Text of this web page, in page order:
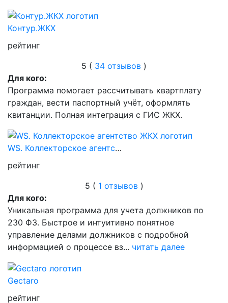
Контур.ЖКХ
рейтинг
5 ( 34 отзывов )
Для кого:
Программа помогает рассчитывать квартплату
граждан, вести паспортный учёт, оформлять
квитанции. Полная интеграция с ГИС ЖКХ.
WS. Коллекторское агентство ЖКХ
рейтинг
5 ( 1 отзывов)
Для кого:
Уникальная программа для учета должников по
230 ФЗ. Быстрое и интуитивно понятное
управление делами должников с подробной
информацией о процессе вз... читать далее
Gectaro
рейтинг